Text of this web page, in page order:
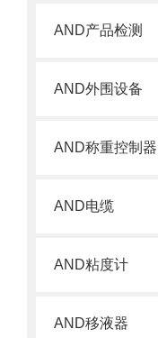
AND产品检测
AND外围设备
AND称重控制器
AND电缆
AND粘度计
AND移液器